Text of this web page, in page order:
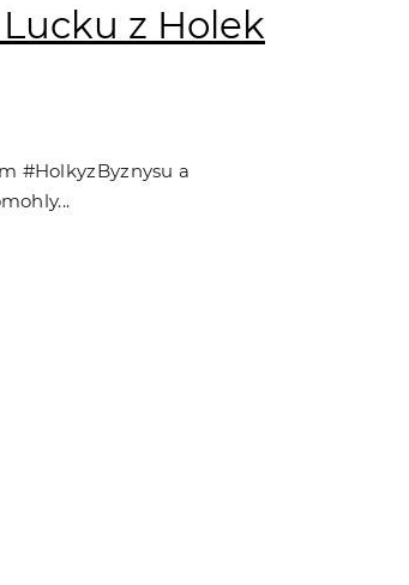
z Holek
#HolkyzByznysu a